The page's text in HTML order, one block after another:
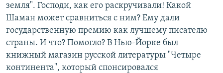
земля". Господи, как его раскручивали! Какой
Шаман может сравниться с ним? Ему дали
государственную премию как лучшему писателю
страны. И что? Помогло? В Нью-Йорке был
книжный магазин русской литературы "Четыре
континента", который спонсировался